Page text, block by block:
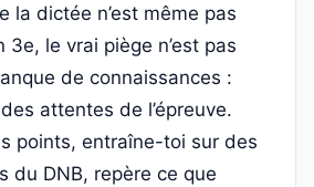
la dictée n’est même pas
3e, le vrai piège n’est pas
de connaissances :
attentes de l’épreuve.
points, entraîne-toi sur des
du DNB, repère ce que